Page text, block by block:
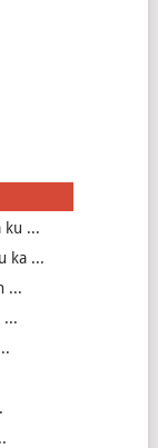
ku ...
ka ...
...
...